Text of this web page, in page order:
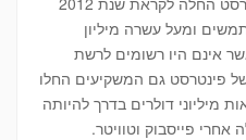
ומעל עשרה מיליון
אינם היו רשומים לרשת
פינטרסט גם המשקיעים החלו
מיליוני דולרים בדרך להיותה
פייסבוק וטוויטר.